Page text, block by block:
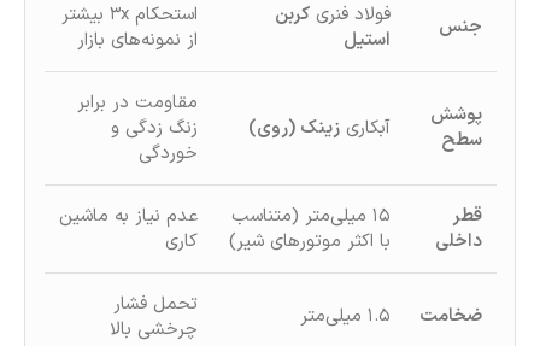
جنس فولاد فنری کربن
استیل
استحکام ۳x بیشتر
از نمونه‌های بازار
پوشش
سطح
آبکاری زینک (روی)
مقاومت در برابر
زنگ‌ زدگی و
خوردگی
قطر
داخلی
۱۵ میلی‌متر (متناسب
با اکثر موتورهای شیر)
عدم نیاز به ماشین
کاری
ضخامت ۱.۵ میلی‌متر
تحمل فشار
چرخشی بالا